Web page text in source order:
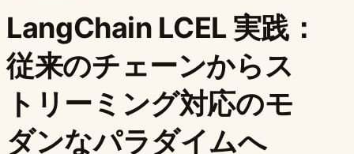
LangChain LCEL 実践：
従来のチェーンからス
トリーミング対応のモ
ダンなパラダイムへ